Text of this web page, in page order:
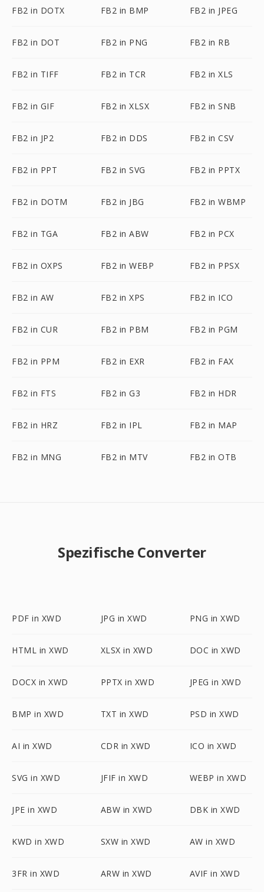
FB2 in DOTX FB2 in BMP FB2 in JPEG
FB2 in DOT FB2 in PNG FB2 in RB
FB2 in TIFF FB2 in TCR FB2 in XLS
FB2 in GIF FB2 in XLSX FB2 in SNB
FB2 in JP2 FB2 in DDS FB2 in CSV
FB2 in PPT FB2 in SVG FB2 in PPTX
FB2 in DOTM FB2 in JBG FB2 in WBMP
FB2 in TGA FB2 in ABW FB2 in PCX
FB2 in OXPS FB2 in WEBP FB2 in PPSX
FB2 in AW FB2 in XPS FB2 in ICO
FB2 in CUR FB2 in PBM FB2 in PGM
FB2 in PPM FB2 in EXR FB2 in FAX
FB2 in FTS FB2 in G3 FB2 in HDR
FB2 in HRZ FB2 in IPL FB2 in MAP
FB2 in MNG FB2 in MTV FB2 in OTB
Spezifische Converter
PDF in XWD JPG in XWD PNG in XWD
HTML in XWD XLSX in XWD DOC in XWD
DOCX in XWD PPTX in XWD JPEG in XWD
BMP in XWD TXT in XWD PSD in XWD
AI in XWD CDR in XWD ICO in XWD
SVG in XWD JFIF in XWD WEBP in XWD
JPE in XWD ABW in XWD DBK in XWD
KWD in XWD SXW in XWD AW in XWD
3FR in XWD ARW in XWD AVIF in XWD